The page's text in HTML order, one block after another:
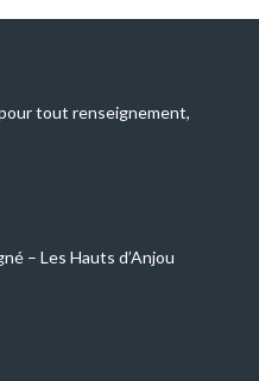
tout renseignement,
– Les Hauts d’Anjou